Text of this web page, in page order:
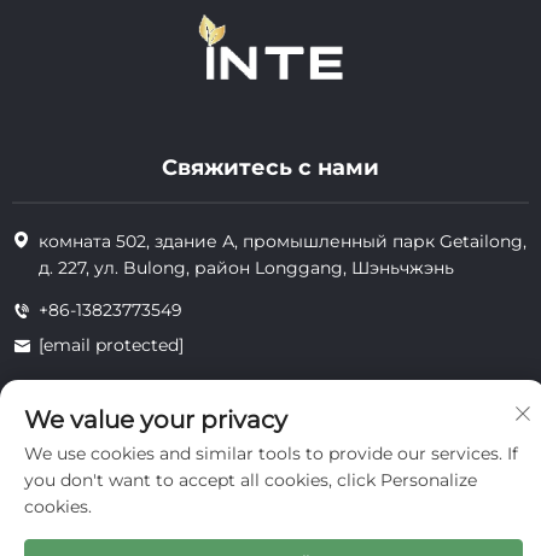
Свяжитесь с нами
комната 502, здание А, промышленный парк Getailong,
д. 227, ул. Bulong, район Longgang, Шэньчжэнь
+86-13823773549
[email protected]
Все права защищены © 2025 Inte Cosmetics (Shenzhen) Co., Ltd.
конфиденциальность
We value your privacy
We use cookies and similar tools to provide our services. If
you don't want to accept all cookies, click Personalize
cookies.